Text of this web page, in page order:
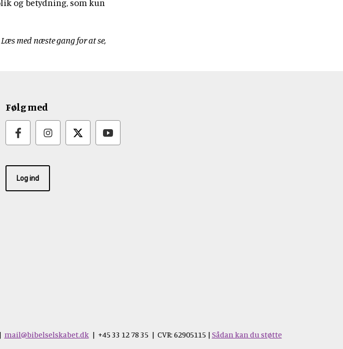
og betydning, som kun
med næste gang for at se,
Følg med
Log ind
mail@bibelselskabet.dk| +45 33 12 78 35 | CVR: 62905115 | Sådan kan du støtte